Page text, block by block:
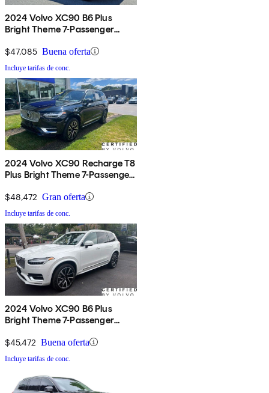
2024 Volvo XC90 B6 Plus
Bright Theme 7-Passenger
$47,085 Buena oferta
Incluye tarifas de conc.
2024 Volvo XC90 Recharge T8
Plus Bright Theme 7-Passenger
$48,472 Gran oferta
Incluye tarifas de conc.
2024 Volvo XC90 B6 Plus
Bright Theme 7-Passenger
$45,472 Buena oferta
Incluye tarifas de conc.